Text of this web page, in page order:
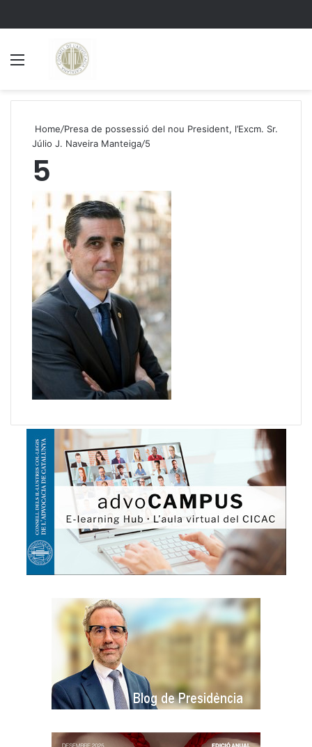
Home/Presa de possessió del nou President, l’Excm. Sr.
Júlio J. Naveira Manteiga/5
5